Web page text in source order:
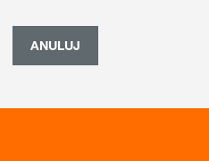
ANULUJ